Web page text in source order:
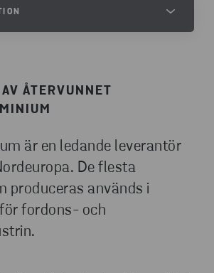
ÅTERVUNNET
är en ledande leverantör
De flesta
produceras används i
fordons- och